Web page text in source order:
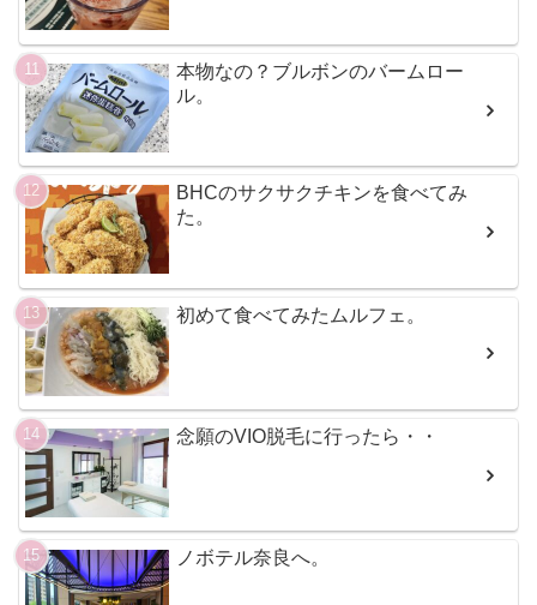
本物なの？ブルボンのバームロー
ル。
BHCのサクサクチキンを食べてみ
た。
初めて食べてみたムルフェ。
念願のVIO脱毛に行ったら・・
ノボテル奈良へ。